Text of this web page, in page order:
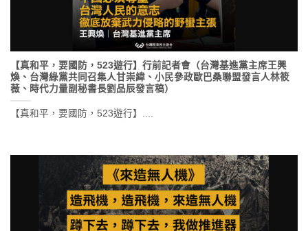
【真和平，要國防，523遊行】行前記者會（台灣基進黨主席王興
煥、台灣綠黨共同召集人甘崇緯、小民參政歐巴桑聯盟發言人林筱
薇、時代力量副秘書長劉品辰發言稿）
【真和平，要國防，523遊行】....